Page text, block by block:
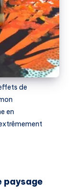
de
en
paysage